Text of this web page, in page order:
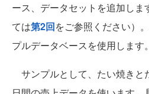
ース、データセットを追加しま
ては第2回をご参照ください）
プルデータベースを使用します。
サンプルとして、たい焼きと